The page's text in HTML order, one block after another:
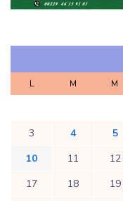
L M M
3
4 5
10
11 12
17
18 19